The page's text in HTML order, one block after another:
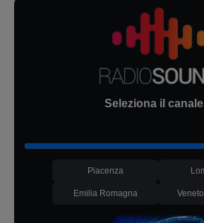
Seleziona il
Piacenza
Emilia Romagna